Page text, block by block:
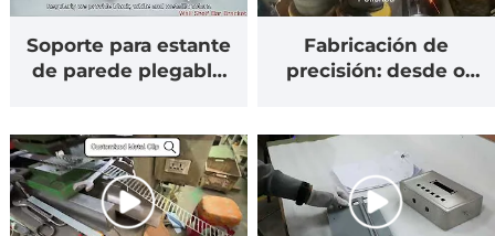
Soporte para estante
de parede plegable
espazo
Fabricación de
precisión: desde o
anodizado